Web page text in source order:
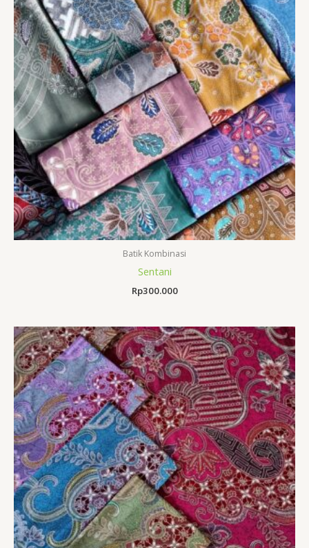
Batik Kombinasi
Sentani
Rp300.000